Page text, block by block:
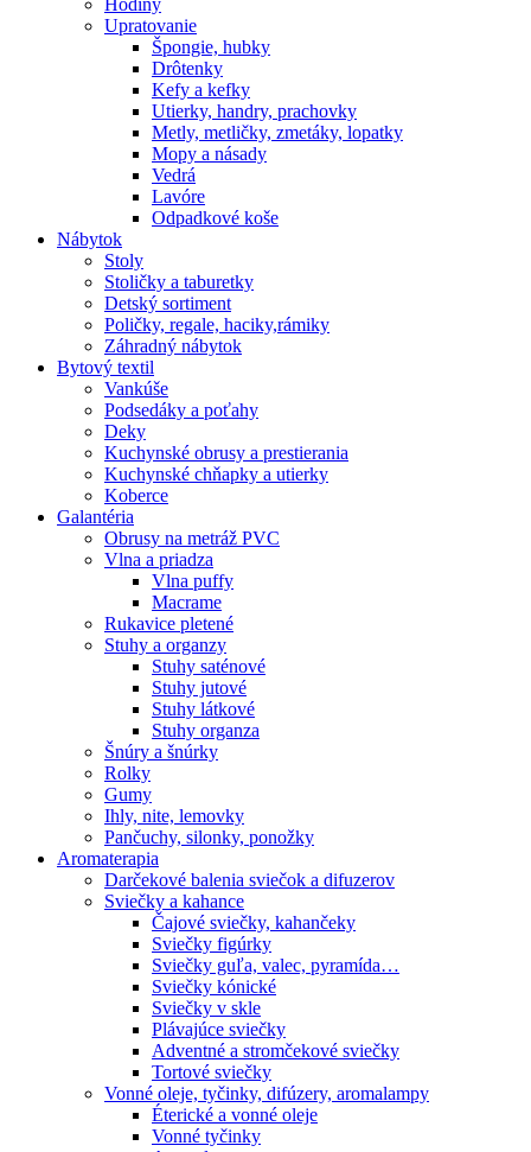
Hodiny
Upratovanie
Špongie, hubky
Drôtenky
Kefy a kefky
Utierky, handry, prachovky
Metly, metličky, zmetáky, lopatky
Mopy a násady
Vedrá
Lavóre
Odpadkové koše
Nábytok
Stoly
Stoličky a taburetky
Detský sortiment
Poličky, regale, haciky,rámiky
Záhradný nábytok
Bytový textil
Vankúše
Podsedáky a poťahy
Deky
Kuchynské obrusy a prestierania
Kuchynské chňapky a utierky
Koberce
Galantéria
Obrusy na metráž PVC
Vlna a priadza
Vlna puffy
Macrame
Rukavice pletené
Stuhy a organzy
Stuhy saténové
Stuhy jutové
Stuhy látkové
Stuhy organza
Šnúry a šnúrky
Rolky
Gumy
Ihly, nite, lemovky
Pančuchy, silonky, ponožky
Aromaterapia
Darčekové balenia sviečok a difuzerov
Sviečky a kahance
Čajové sviečky, kahančeky
Sviečky figúrky
Sviečky guľa, valec, pyramída…
Sviečky kónické
Sviečky v skle
Plávajúce sviečky
Adventné a stromčekové sviečky
Tortové sviečky
Vonné oleje, tyčinky, difúzery, aromalampy
Éterické a vonné oleje
Vonné tyčinky